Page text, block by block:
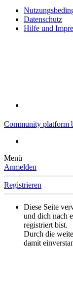
Datenschutz
Hilfe und
Community platform
Menü
Anmelden
Registrieren
Diese Seite
und dich nach
registriert bist.
Durch die
damit